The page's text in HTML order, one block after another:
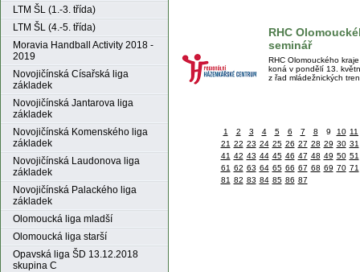
LTM ŠL (1.-3. třída)
LTM ŠL (4.-5. třída)
Moravia Handball Activity 2018 -
2019
Novojičínská Císařská liga
základek
Novojičínská Jantarova liga
základek
Novojičínská Komenského liga
základek
Novojičínská Laudonova liga
základek
Novojičínská Palackého liga
základek
Olomoucká liga mladší
Olomoucká liga starší
Opavská liga ŠD 13.12.2018
skupina C
RHC
seminář
RHC Olomouckého
koná v pondělí 13.
z řad mládežnických
1 2 3 4 5 6 7 8 9 10 11
21 22 23 24 25 26 27 28 29 30 31
41 42 43 44 45 46 47 48 49 50 51
61 62 63 64 65 66 67 68 69 70 71
81 82 83 84 85 86 87